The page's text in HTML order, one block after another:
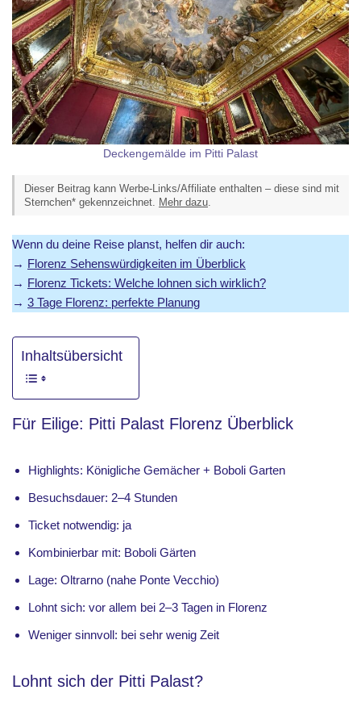
Deckengemälde im Pitti Palast
Dieser Beitrag kann Werbe-Links/Affiliate enthalten – diese sind mit
Sternchen* gekennzeichnet. Mehr dazu.
Wenn du deine Reise planst, helfen dir auch:
→ Florenz Sehenswürdigkeiten im Überblick
→ Florenz Tickets: Welche lohnen sich wirklich?
→ 3 Tage Florenz: perfekte Planung
Inhaltsübersicht
Für Eilige: Pitti Palast Florenz Überblick
Highlights: Königliche Gemächer + Boboli Garten
Besuchsdauer: 2–4 Stunden
Ticket notwendig: ja
Kombinierbar mit: Boboli Gärten
Lage: Oltrarno (nahe Ponte Vecchio)
Lohnt sich: vor allem bei 2–3 Tagen in Florenz
Weniger sinnvoll: bei sehr wenig Zeit
Lohnt sich der Pitti Palast?